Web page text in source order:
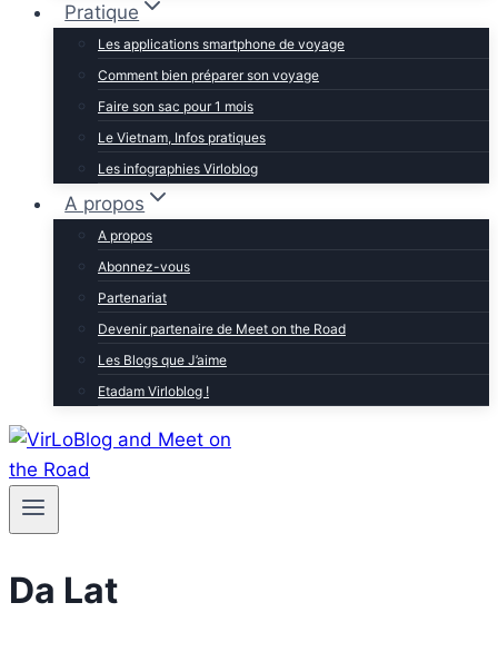
Pratique
Les applications smartphone de voyage
Comment bien préparer son voyage
Faire son sac pour 1 mois
Le Vietnam, Infos pratiques
Les infographies Virloblog
A propos
A propos
Abonnez-vous
Partenariat
Devenir partenaire de Meet on the Road
Les Blogs que J’aime
Etadam Virloblog !
Da Lat